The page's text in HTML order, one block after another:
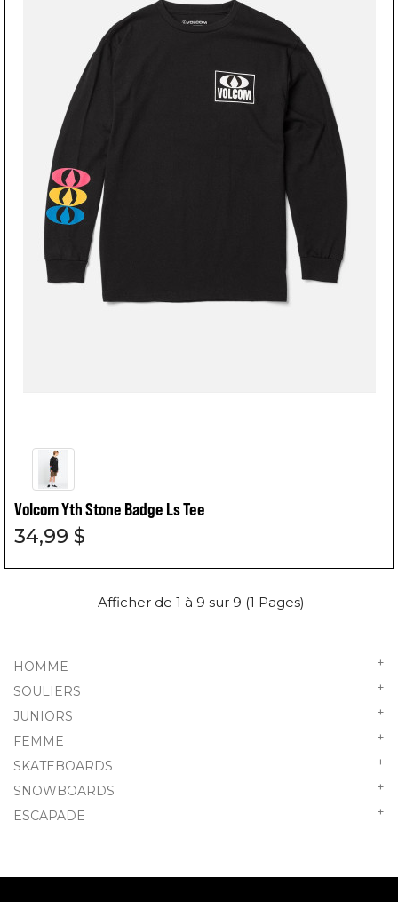
HOMME
+
SOULIERS
+
JUNIORS
+
FEMME
+
SKATEBOARDS
+
SNOWBOARDS
+
ESCAPADE
+
Volcom Yth Stone Badge Ls Tee
34,99 $
Afficher de 1 à 9 sur 9 (1 Pages)